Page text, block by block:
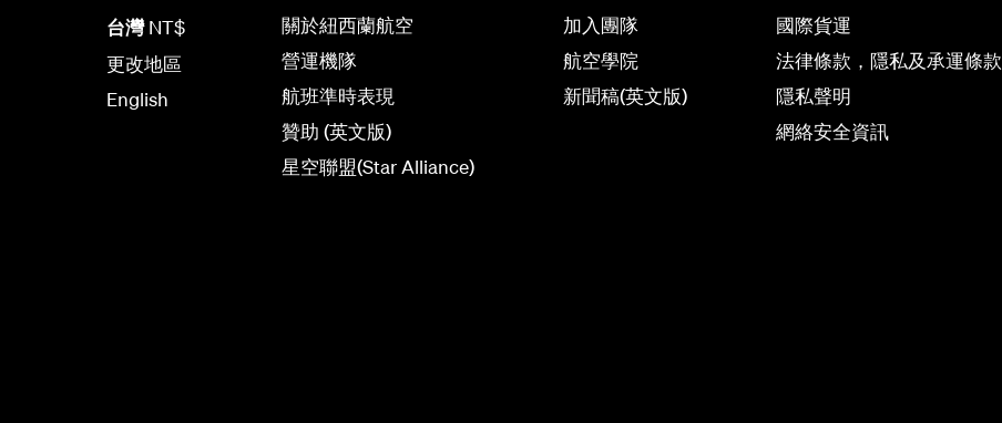
台灣NT$
更改地區
English
關於紐西蘭航空
營運機隊
航班準時表現
贊助 (英文版)
星空聯盟(Star Alliance)
加入團隊
航空學院
新聞稿(英文版)
國際貨運
法律條款，隱私及承運條款
隱私聲明
網絡安全資訊